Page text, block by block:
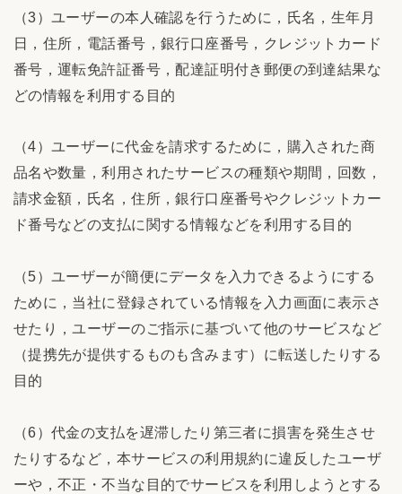
（3）ユーザーの本人確認を行うために，氏名，生年月
日，住所，電話番号，銀行口座番号，クレジットカード
番号，運転免許証番号，配達証明付き郵便の到達結果な
どの情報を利用する目的
（4）ユーザーに代金を請求するために，購入された商
品名や数量，利用されたサービスの種類や期間，回数，
請求金額，氏名，住所，銀行口座番号やクレジットカー
ド番号などの支払に関する情報などを利用する目的
（5）ユーザーが簡便にデータを入力できるようにする
ために，当社に登録されている情報を入力画面に表示さ
せたり，ユーザーのご指示に基づいて他のサービスなど
（提携先が提供するものも含みます）に転送したりする
目的
（6）代金の支払を遅滞したり第三者に損害を発生させ
たりするなど，本サービスの利用規約に違反したユーザ
ーや，不正・不当な目的でサービスを利用しようとする